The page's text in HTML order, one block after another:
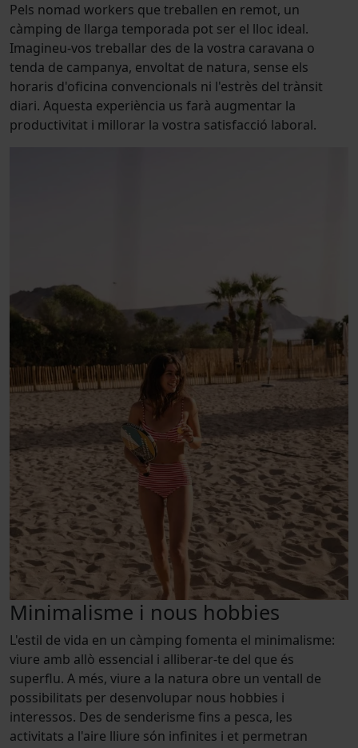
Pels nomad workers que treballen en remot, un
càmping de llarga temporada pot ser el lloc ideal.
Imagineu-vos treballar des de la vostra caravana o
tenda de campanya, envoltat de natura, sense els
horaris d'oficina convencionals ni l'estrès del trànsit
diari. Aquesta experiència us farà augmentar la
productivitat i millorar la vostra satisfacció laboral.
Minimalisme i nous hobbies
L'estil de vida en un càmping fomenta el minimalisme:
viure amb allò essencial i alliberar-te del que és
superflu. A més, viure a la natura obre un ventall de
possibilitats per desenvolupar nous hobbies i
interessos. Des de senderisme fins a pesca, les
activitats a l'aire lliure són infinites i et permetran